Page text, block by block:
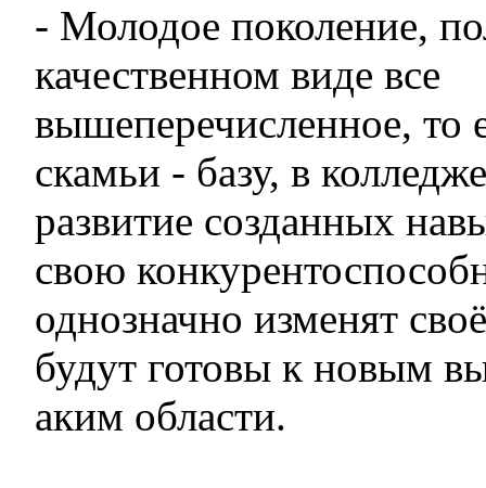
- Молодое поколение,
качественном виде все
вышеперечисленное, то
скамьи - базу, в
развитие созданных
свою
однозначно изменят
будут готовы к новым
аким области.